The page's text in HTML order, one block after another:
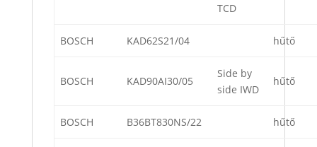
TCD
BOSCH KAD62S21/04 hűtő
BOSCH KAD90AI30/05
Side by
side IWD
hűtő
BOSCH B36BT830NS/22 hűtő